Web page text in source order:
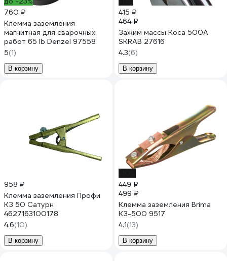
760 ₽
Клемма заземления
магнитная для сварочных
работ 65 lb Denzel 97558
5(1)
В корзину
415 ₽
464 ₽
Зажим массы Коса 500А
SKRAB 27616
4.3(6)
В корзину
958 ₽
Клемма заземления Профи
КЗ 50 Сатурн
4627163100178
4.6(10)
В корзину
449 ₽
499 ₽
Клемма заземления Brima
КЗ-500 9517
4.1(13)
В корзину